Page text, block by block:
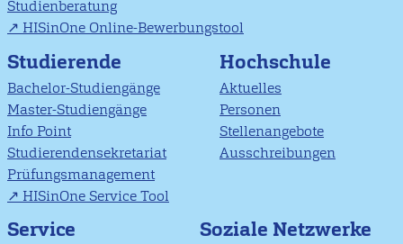
Studienberatung
HISinOne Online-Bewerbungstool
Studierende
Bachelor-Studiengänge
Master-Studiengänge
Info Point
Studierendensekretariat
Prüfungsmanagement
HISinOne Service Tool
Hochschule
Aktuelles
Personen
Stellenangebote
Ausschreibungen
Service Soziale Netzwerke